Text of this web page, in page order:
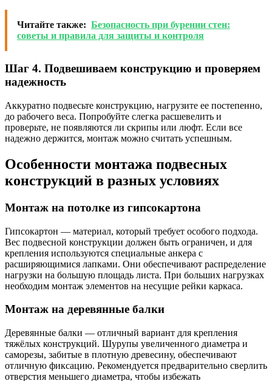
Читайте также: Безопасность при бурении стен:
советы и правила для защиты и контроля
Шаг 4. Подвешиваем конструкцию и проверяем
надежность
Аккуратно подвесьте конструкцию, нагрузите ее постепенно,
до рабочего веса. Попробуйте слегка расшевелить и
проверьте, не появляются ли скрипы или люфт. Если все
надежно держится, монтаж можно считать успешным.
Особенности монтажа подвесных
конструкций в разных условиях
Монтаж на потолке из гипсокартона
Гипсокартон — материал, который требует особого подхода.
Вес подвесной конструкции должен быть ограничен, и для
крепления используются специальные анкера с
расширяющимися лапками. Они обеспечивают распределение
нагрузки на большую площадь листа. При больших нагрузках
необходим монтаж элементов на несущие рейки каркаса.
Монтаж на деревянные балки
Деревянные балки — отличный вариант для крепления
тяжёлых конструкций. Шурупы увеличенного диаметра и
саморезы, забитые в плотную древесину, обеспечивают
отличную фиксацию. Рекомендуется предварительно сверлить
отверстия меньшего диаметра, чтобы избежать